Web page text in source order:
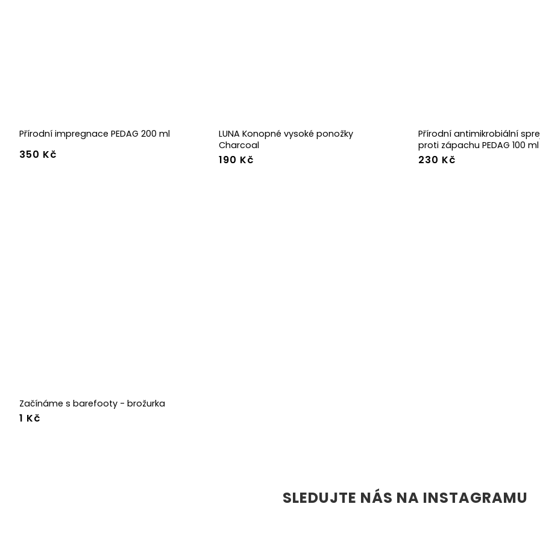
Přírodní impregnace PEDAG 200 ml
350 Kč
LUNA Konopné vysoké ponožky
Charcoal
190 Kč
Přírodní antimikrobiální
proti zápachu PEDAG 100 ml
230 Kč
Začínáme s barefooty - brožurka
1 Kč
SLEDUJTE NÁS NA INSTAGRAMU